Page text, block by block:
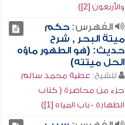
والأربعون [2])
الفهرس:حكم
ميتة البحر , شرح
حديث: (هو الطهور ماؤه
الحل ميتته)
للشيخ: عطية محمد سالم
جزء من محاضرة ( كتاب
الطهارة - باب المياه [1])